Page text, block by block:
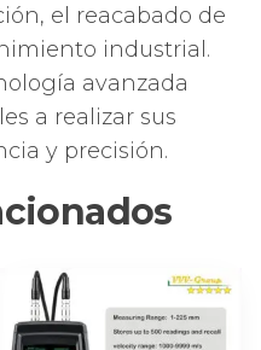
el reacabado de
industrial.
avanzada
a realizar sus
y precisión.